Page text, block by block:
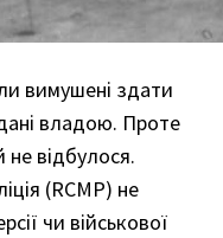
вимушені здати
владою. Проте
не відбулося.
(RCMP) не
чи військової